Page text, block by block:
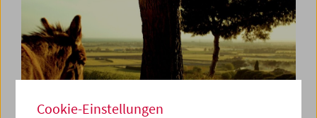
Cookie-Einstellungen